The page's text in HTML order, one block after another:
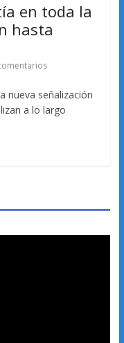
en toda la
hasta
nueva señalización
a lo largo